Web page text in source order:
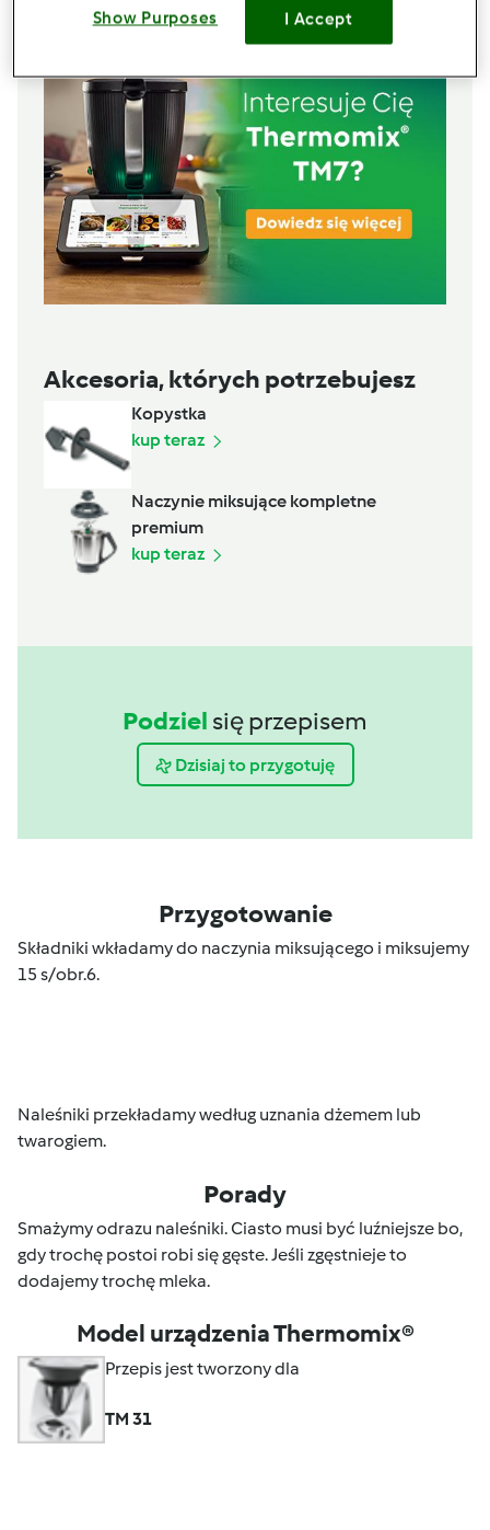
Akcesoria, których potrzebujesz
Kopystka
kup teraz
Naczynie miksujące kompletne
premium
kup teraz
Podziel się przepisem
Dzisiaj to przygotuję
Przygotowanie
Składniki wkładamy do naczynia miksującego i miksujemy
15 s/obr.6.
Naleśniki przekładamy według uznania dżemem lub
twarogiem.
Porady
Smażymy odrazu naleśniki. Ciasto musi być luźniejsze bo,
gdy trochę postoi robi się gęste. Jeśli zgęstnieje to
dodajemy trochę mleka.
Model urządzenia Thermomix®
Przepis jest tworzony dla
TM 31
Show Purposes I Accept